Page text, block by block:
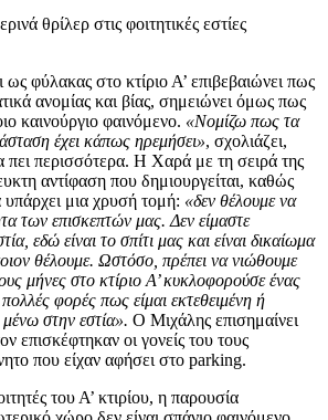
φύλακας στο κτίριο Α’ επιβεβαιώνει πως
ανομίας και βίας, σημειώνει όμως πως
καινούργιο φαινόμενο. «Νομίζω πως τα
έχει κάπως ηρεμήσει», σχολιάζει,
πει περισσότερα. Η Χαρά με τη σειρά της
αντίφαση που δημιουργείται, καθώς
μια χρυσή τομή: «δεν θέλουμε να
των επισκεπτών μας. Δεν είμαστε
εδώ είναι το σπίτι μας και είναι δικαίωμα
θέλουμε. Ωστόσο, πρέπει να νιώθουμε
μήνες στο κτίριο Α’ κυκλοφορούσε ένας
φορές πως είμαι εκτεθειμένη ή
στην εστία». Ο Μιχάλης επισημαίνει
επισκέφτηκαν οι γονείς του τους
που είχαν αφήσει στο parking.
του Α’ κτιρίου, η παρουσία